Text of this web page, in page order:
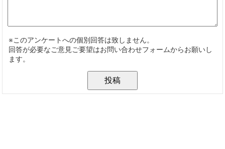
※このアンケートへの個別回答は致しません。
回答が必要なご意見ご要望はお問い合わせフォームからお願いし
ます。